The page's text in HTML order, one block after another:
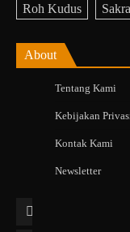
Roh Kudus
About
Tentang Kami
Kebijakan
Kontak Kami
Newsletter